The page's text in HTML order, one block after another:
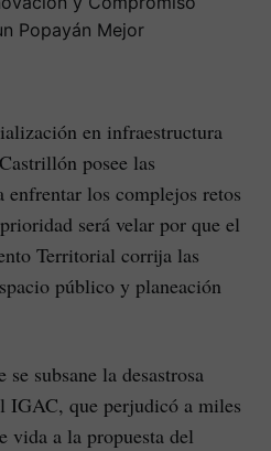
en infraestructura
posee las
enfrentar los complejos retos
será velar por que el
Territorial corrija las
público y planeación
subsane la desastrosa
IGAC, que perjudicó a miles
vida a la propuesta del